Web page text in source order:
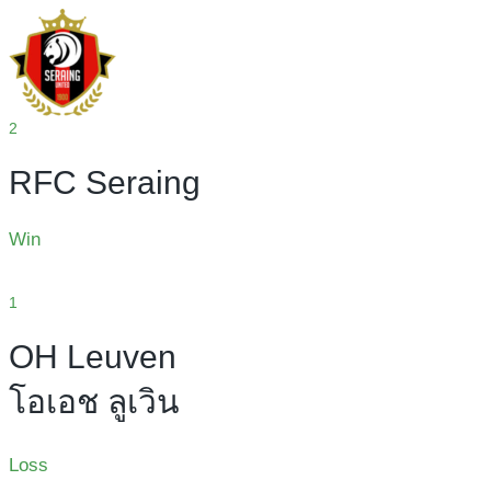
2
RFC Seraing
Win
1
OH Leuven
โอเอช ลูเวิน
Loss